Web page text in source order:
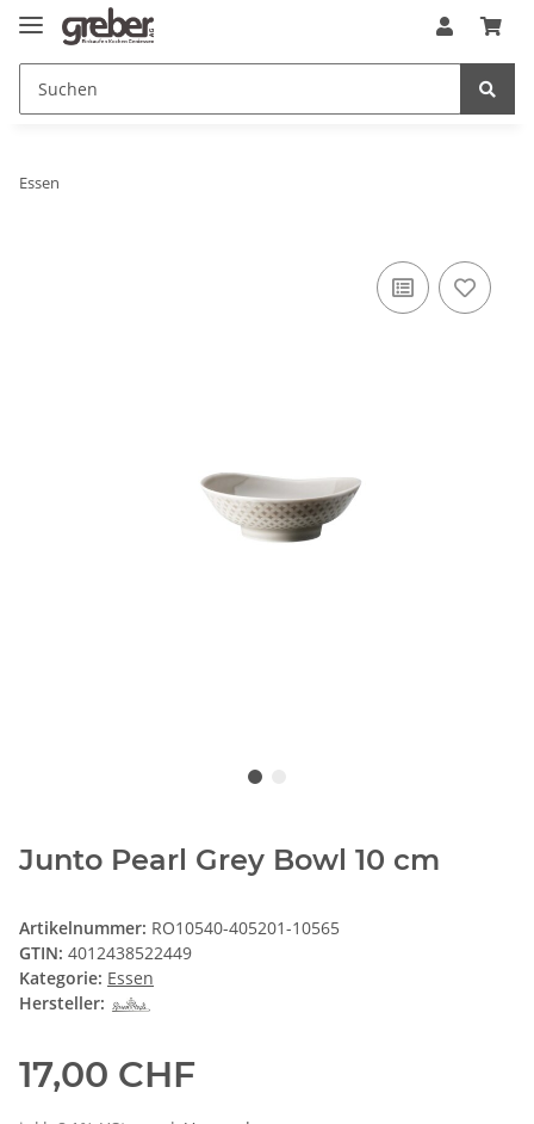
Essen
Junto Pearl Grey Bowl 10 cm
Artikelnummer: RO10540-405201-10565
GTIN: 4012438522449
Kategorie: Essen
Hersteller:
17,00 CHF